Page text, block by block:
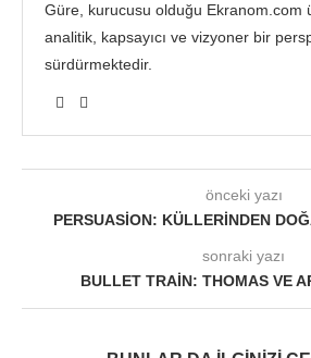
Güre, kurucusu olduğu Ekranom.com
analitik, kapsayıcı ve vizyoner bir
sürdürmektedir.
önceki yazı
PERSUASION: KÜLLERINDEN
sonraki yazı
BULLET TRAIN: THOMAS VE